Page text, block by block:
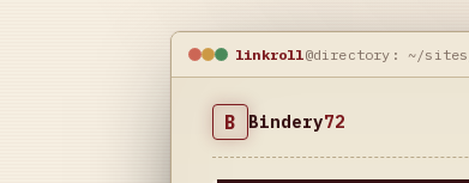
linkroll@directory: ~/
B Bindery72